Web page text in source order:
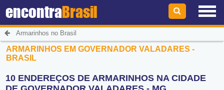
encontraBrasil
Armarinhos no Brasil
ARMARINHOS EM GOVERNADOR VALADARES -
BRASIL
10 ENDEREÇOS DE ARMARINHOS NA CIDADE